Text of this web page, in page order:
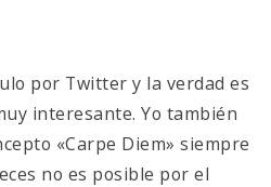
por Twitter y la verdad es
interesante. Yo también
«Carpe Diem» siempre
no es posible por el